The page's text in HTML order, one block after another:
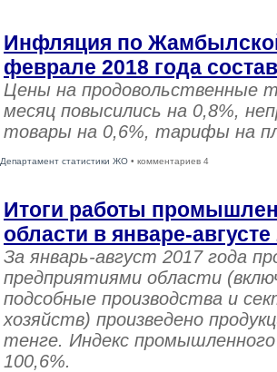
Инфляция по
феврале 2018 года
Цены на продовольственные
месяц повысились на 0,8%,
товары на 0,6%, тарифы на
Департамент статистики ЖО • комментариев 4
Итоги работы
области в январе-августе
За январь-август 2017 года
предприятиями области
подсобные производства и
хозяйств) произведено
тенге. Индекс
100,6%.